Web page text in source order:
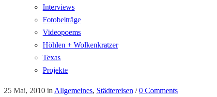
Interviews
Fotobeiträge
Videopoems
Höhlen + Wolkenkratzer
Texas
Projekte
25 Mai, 2010 in Allgemeines, Städtereisen /0 Comments